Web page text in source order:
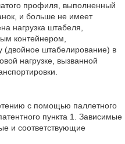
профиля, выполненный
и больше не имеет
нагрузка штабеля,
контейнером,
(двойное штабелирование) в
нагрузке, вызванной
с помощью паллетного
пункта 1. Зависимые
и соответствующие